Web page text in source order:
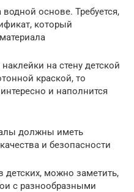
основе. Требуется,
который
на стену детской
краской, то
и наполнится
должны иметь
и безопасности
детских, можно заметить,
с разнообразными